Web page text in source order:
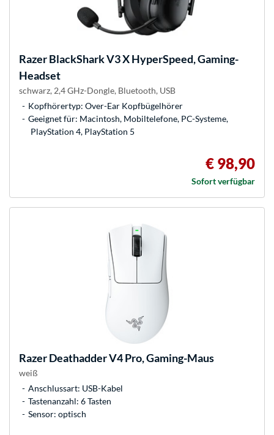
RazerBlackShark V3 X HyperSpeed, Gaming-
Headset
schwarz, 2,4 GHz-Dongle, Bluetooth, USB
Kopfhörertyp: Over-Ear Kopfbügelhörer
Geeignet für: Macintosh, Mobiltelefone, PC-Systeme,
PlayStation 4, PlayStation 5
€ 98,90
Sofort verfügbar
RazerDeathadder V4 Pro, Gaming-Maus
weiß
Anschlussart: USB-Kabel
Tastenanzahl: 6 Tasten
Sensor: optisch